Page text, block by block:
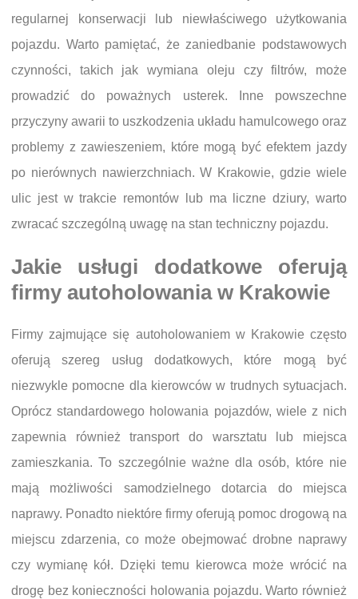
regularnej konserwacji lub niewłaściwego użytkowania
pojazdu. Warto pamiętać, że zaniedbanie podstawowych
czynności, takich jak wymiana oleju czy filtrów, może
prowadzić do poważnych usterek. Inne powszechne
przyczyny awarii to uszkodzenia układu hamulcowego oraz
problemy z zawieszeniem, które mogą być efektem jazdy
po nierównych nawierzchniach. W Krakowie, gdzie wiele
ulic jest w trakcie remontów lub ma liczne dziury, warto
zwracać szczególną uwagę na stan techniczny pojazdu.
Jakie usługi dodatkowe oferują
firmy autoholowania w Krakowie
Firmy zajmujące się autoholowaniem w Krakowie często
oferują szereg usług dodatkowych, które mogą być
niezwykle pomocne dla kierowców w trudnych sytuacjach.
Oprócz standardowego holowania pojazdów, wiele z nich
zapewnia również transport do warsztatu lub miejsca
zamieszkania. To szczególnie ważne dla osób, które nie
mają możliwości samodzielnego dotarcia do miejsca
naprawy. Ponadto niektóre firmy oferują pomoc drogową na
miejscu zdarzenia, co może obejmować drobne naprawy
czy wymianę kół. Dzięki temu kierowca może wrócić na
drogę bez konieczności holowania pojazdu. Warto również